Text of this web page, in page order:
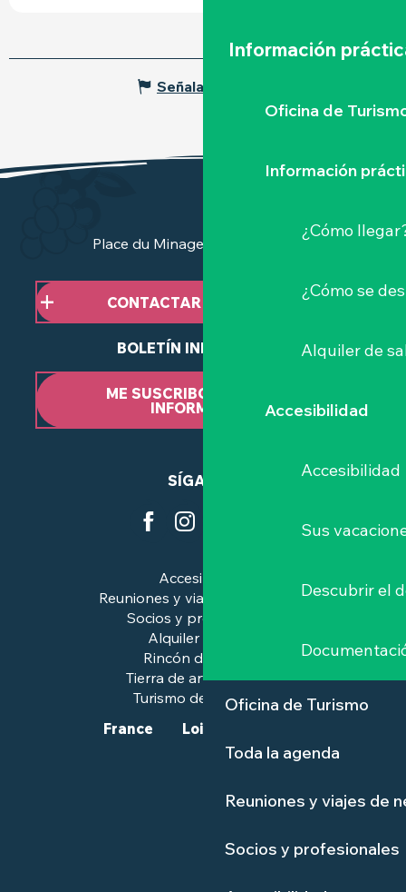
Información
Oficina de
Información
¿Cómo
¿Cómo se
Alquiler de
Accesibilidad
Accesibilidad
Sus
Descubrir el
Oficina de Turismo
Toda la agenda
Reuniones y viajes de
Socios y profesionales
Señalar un error
Place du Minage - 44190 Clisson
CONTACTAR CON NOSOTROS
BOLETÍN INFORMATIVO
ME SUSCRIBO AL BOLETÍN
INFORMATIVO
SÍGANOS
Accesibilidad
Reuniones y viajes de negocios
Socios y profesionales
Alquiler de salas
Rincón de prensa
Tierra de arte e historia
Turismo de calidad™.
France
Loire-Atlantique